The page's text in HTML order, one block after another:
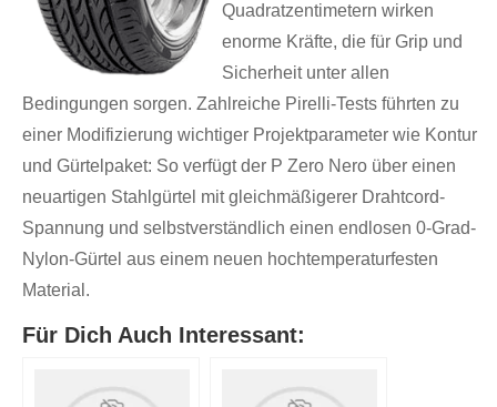
Quadratzentimetern wirken
enorme Kräfte, die für Grip und
Sicherheit unter allen
Bedingungen sorgen. Zahlreiche Pirelli-Tests führten zu
einer Modifizierung wichtiger Projektparameter wie Kontur
und Gürtelpaket: So verfügt der P Zero Nero über einen
neuartigen Stahlgürtel mit gleichmäßigerer Drahtcord-
Spannung und selbstverständlich einen endlosen 0-Grad-
Nylon-Gürtel aus einem neuen hochtemperaturfesten
Material.
Für Dich Auch Interessant: